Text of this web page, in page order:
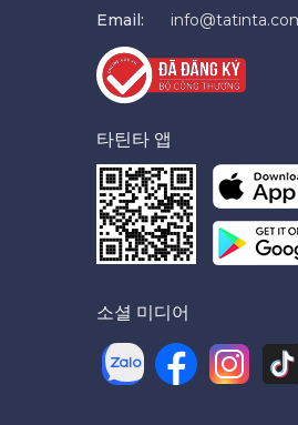
Email:
타틴타 앱
소셜 미디어